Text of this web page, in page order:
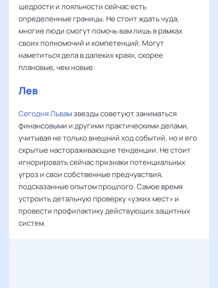
щедрости и лояльности сейчас есть
определенные границы. Не стоит ждать чуда,
многие люди смогут помочь вам лишь в рамках
своих полномочий и компетенций. Могут
наметиться дела в далеких краях, скорее
плановые, чем новые.
Лев
Сегодня Львамзвезды советуют заниматься
финансовыми и другими практическими делами,
учитывая не только внешний ход событий, но и его
скрытые настораживающие тенденции. Не стоит
игнорировать сейчас признаки потенциальных
угроз и свои собственные предчувствия,
подсказанные опытом прошлого. Самое время
устроить детальную проверку «узких мест» и
провести профилактику действующих защитных
систем.